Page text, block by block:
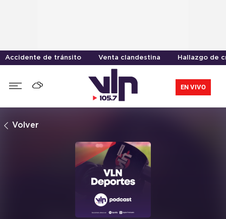
Accidente de tránsito Venta clandestina Hallazgo de
EN VIVO
Volver